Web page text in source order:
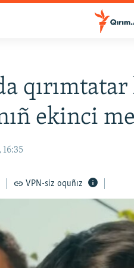
ekinci
VPN-siz oquñız